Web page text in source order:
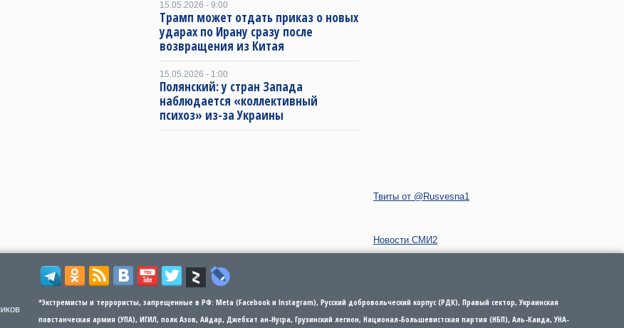
15.05.2026 - 9:00
Трамп может отдать приказ о новых
ударах по Ирану сразу после
возвращения из Китая
15.05.2026 - 1:00
Полянский: у стран Запада
наблюдается «коллективный
психоз» из-за Украины
Твиты от @Rusvesna1
Новости СМИ2
*Экстремисты и террористы, запрещенные в РФ: Meta (Facebook и Instagram), Русский добровольческий корпус (РДК), Правый сектор, Украинская
повстанческая армия (УПА), ИГИЛ, полк Азов, Айдар, Джебхат ан-Нусра, Грузинский легион, Национал-Большевистская партия (НБП), Аль-Каида, УНА-